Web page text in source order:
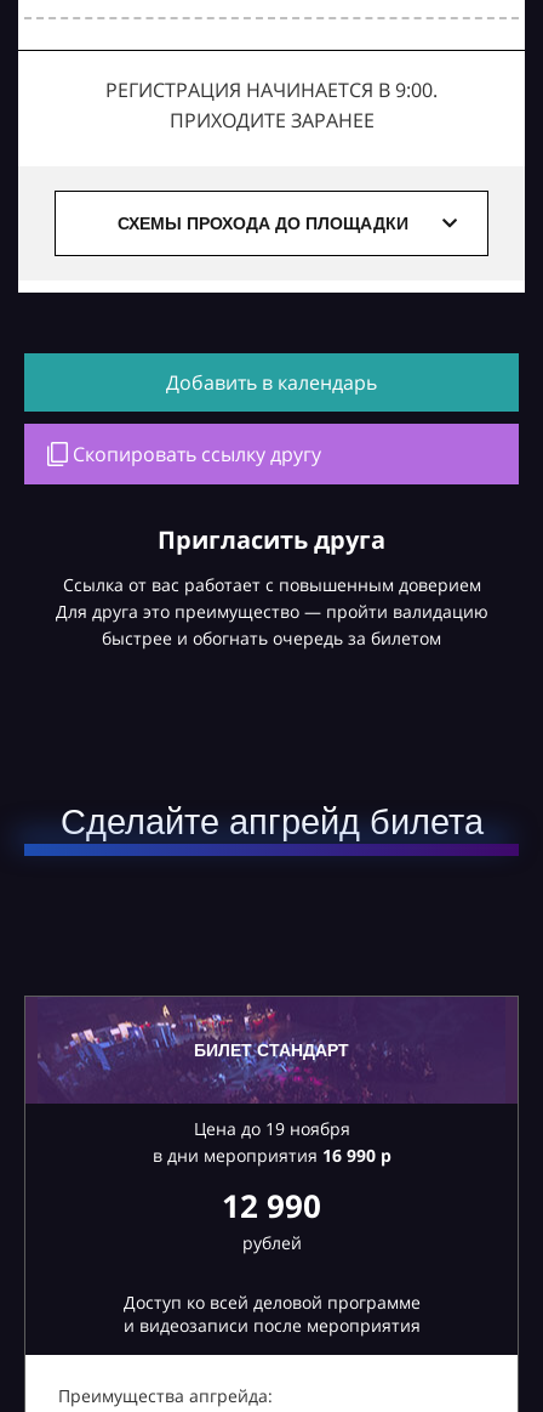
РЕГИСТРАЦИЯ НАЧИНАЕТСЯ В 9:00.
ПРИХОДИТЕ ЗАРАНЕЕ
СХЕМЫ ПРОХОДА ДО ПЛОЩАДКИ
Добавить в календарь
Скопировать ссылку другу
Пригласить друга
Ссылка от вас работает с повышенным доверием
Для друга это преимущество — пройти валидацию
быстрее и обогнать очередь за билетом
Сделайте апгрейд билета
БИЛЕТ СТАНДАРТ
Цена до 19 ноября
в дни мероприятия 16990 р
12 990
рублей
Доступ ко всей деловой программе
и видеозаписи после мероприятия
Преимущества апгрейда: